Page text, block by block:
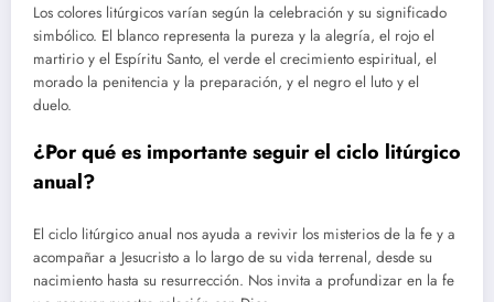
Los colores litúrgicos varían según la celebración y su significado
simbólico. El blanco representa la pureza y la alegría, el rojo el
martirio y el Espíritu Santo, el verde el crecimiento espiritual, el
morado la penitencia y la preparación, y el negro el luto y el
duelo.
¿Por qué es importante seguir el ciclo litúrgico
anual?
El ciclo litúrgico anual nos ayuda a revivir los misterios de la fe y a
acompañar a Jesucristo a lo largo de su vida terrenal, desde su
nacimiento hasta su resurrección. Nos invita a profundizar en la fe